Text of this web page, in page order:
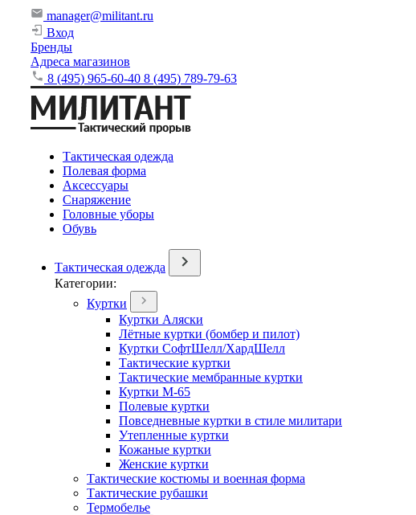
manager@militant.ru
Вход
Бренды
Адреса магазинов
8 (495) 965-60-40 8 (495) 789-79-63
Тактическая одежда
Полевая форма
Аксессуары
Снаряжение
Головные уборы
Обувь
Тактическая одежда
Категории:
Куртки
Куртки Аляски
Лётные куртки (бомбер и пилот)
Куртки СофтШелл/ХардШелл
Тактические куртки
Тактические мембранные куртки
Куртки М-65
Полевые куртки
Повседневные куртки в стиле милитари
Утепленные куртки
Кожаные куртки
Женские куртки
Тактические костюмы и военная форма
Тактические рубашки
Термобелье